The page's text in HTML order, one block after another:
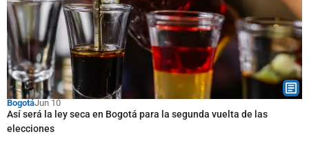
BogotáJun 10
Así será la ley seca en Bogotá para la segunda vuelta de las
elecciones